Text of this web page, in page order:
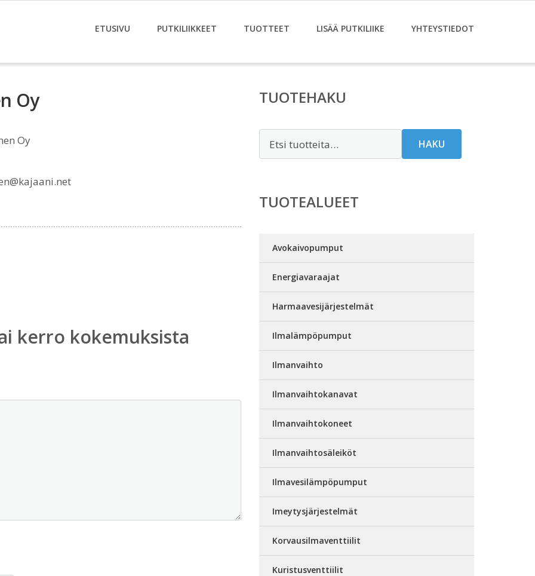
ETUSIVU PUTKILIIKKEET TUOTTEET LISÄÄ PUTKILIIKE YHTEYSTIEDOT
Oy
Oy
kerro kokemuksista
TUOTEHAKU
HAKU
TUOTEALUEET
Avokaivopumput
Energiavaraajat
Harmaavesijärjestelmät
Ilmalämpöpumput
Ilmanvaihto
Ilmanvaihtokanavat
Ilmanvaihtokoneet
Ilmanvaihtosäleiköt
Ilmavesilämpöpumput
Imeytysjärjestelmät
Korvausilmaventtiilit
Kuristusventtiilit